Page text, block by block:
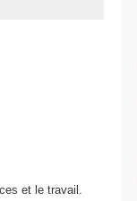
et le travail.